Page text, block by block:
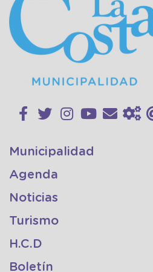
Municipalidad
Agenda
Noticias
Turismo
H.C.D
Boletín